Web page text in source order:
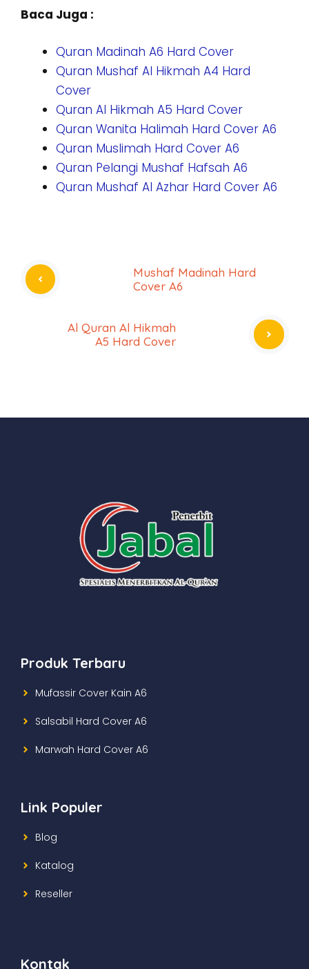
Baca Juga :
Quran Madinah A6 Hard Cover
Quran Mushaf Al Hikmah A4 Hard
Cover
Quran Al Hikmah A5 Hard Cover
Quran Wanita Halimah Hard Cover A6
Quran Muslimah Hard Cover A6
Quran Pelangi Mushaf Hafsah A6
Quran Mushaf Al Azhar Hard Cover A6
Mushaf Madinah Hard
Cover A6
Al Quran Al Hikmah
A5 Hard Cover
Produk Terbaru
Mufassir Cover Kain A6
Salsabil Hard Cover A6
Marwah Hard Cover A6
Link Populer
Blog
Katalog
Reseller
Kontak